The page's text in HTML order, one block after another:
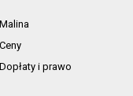
Malina
Ceny
Dopłaty i prawo